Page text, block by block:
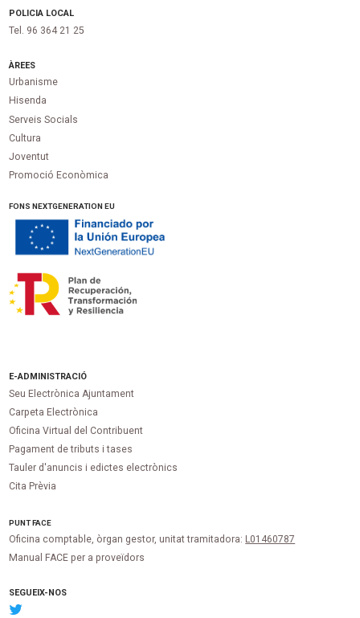
POLICIA LOCAL
Tel. 96 364 21 25
ÀREES
Urbanisme
Hisenda
Serveis Socials
Cultura
Joventut
Promoció Econòmica
FONS NEXTGENERATION EU
E-ADMINISTRACIÓ
Seu Electrònica Ajuntament
Carpeta Electrònica
Oficina Virtual del Contribuent
Pagament de tributs i tases
Tauler d'anuncis i edictes electrònics
Cita Prèvia
PUNTFACE
Oficina comptable, òrgan gestor, unitat tramitadora: L01460787
Manual FACE per a proveïdors
SEGUEIX-NOS